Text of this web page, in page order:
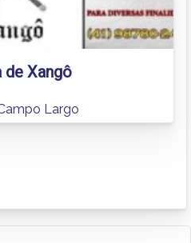
de Xangô
Largo